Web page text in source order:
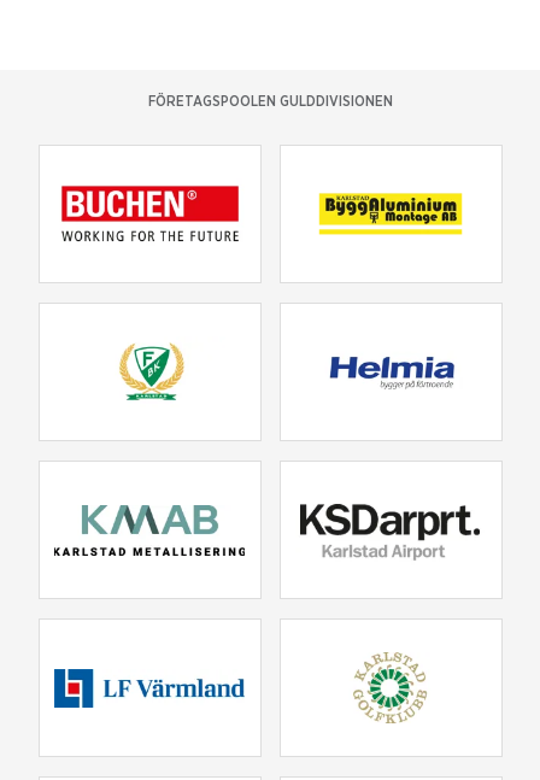
FÖRETAGSPOOLEN GULDDIVISIONEN